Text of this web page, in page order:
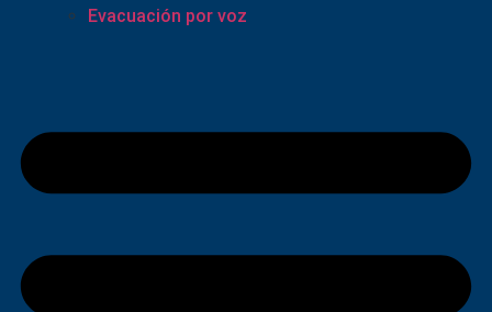
Evacuación por voz